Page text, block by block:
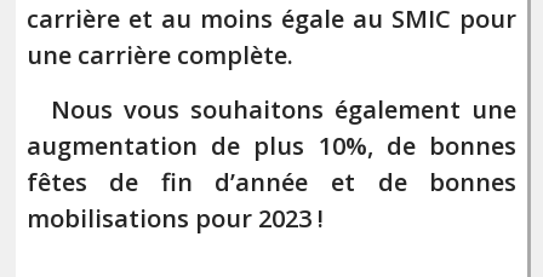
carrière et au moins égale au SMIC pour
une carrière complète.
Nous vous souhaitons également une
augmentation de plus 10%, de bonnes
fêtes de fin d’année et de bonnes
mobilisations pour 2023 !